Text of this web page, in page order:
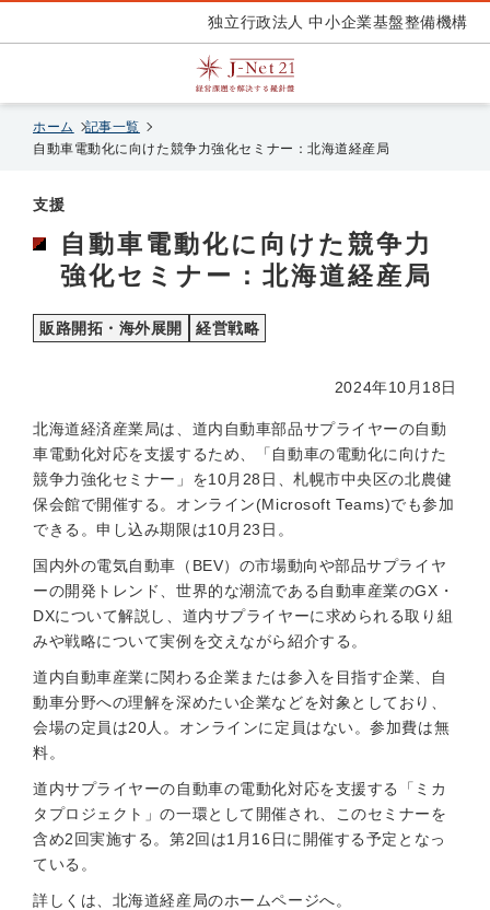
独立行政法人 中小企業基盤整備機構
ホーム
記事一覧
自動車電動化に向けた競争力強化セミナー：北海道経産局
支援
自動車電動化に向けた競争力
強化セミナー：北海道経産局
販路開拓・海外展開 経営戦略
2024年10月18日
北海道経済産業局は、道内自動車部品サプライヤーの自動
車電動化対応を支援するため、「自動車の電動化に向けた
競争力強化セミナー」を10月28日、札幌市中央区の北農健
保会館で開催する。オンライン(Microsoft Teams)でも参加
できる。申し込み期限は10月23日。
国内外の電気自動車（BEV）の市場動向や部品サプライヤ
ーの開発トレンド、世界的な潮流である自動車産業のGX・
DXについて解説し、道内サプライヤーに求められる取り組
みや戦略について実例を交えながら紹介する。
道内自動車産業に関わる企業または参入を目指す企業、自
動車分野への理解を深めたい企業などを対象としており、
会場の定員は20人。オンラインに定員はない。参加費は無
料。
道内サプライヤーの自動車の電動化対応を支援する「ミカ
タプロジェクト」の一環として開催され、このセミナーを
含め2回実施する。第2回は1月16日に開催する予定となっ
ている。
詳しくは、北海道経産局のホームページへ。